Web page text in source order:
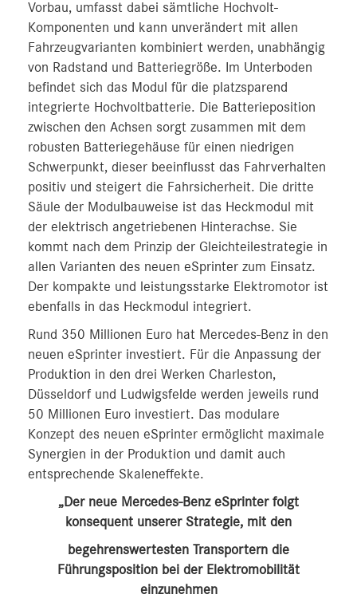
Vorbau, umfasst dabei sämtliche Hochvolt-
Komponenten und kann unverändert mit allen
Fahrzeugvarianten kombiniert werden, unabhängig
von Radstand und Batteriegröße. Im Unterboden
befindet sich das Modul für die platzsparend
integrierte Hochvoltbatterie. Die Batterieposition
zwischen den Achsen sorgt zusammen mit dem
robusten Batteriegehäuse für einen niedrigen
Schwerpunkt, dieser beeinflusst das Fahrverhalten
positiv und steigert die Fahrsicherheit. Die dritte
Säule der Modulbauweise ist das Heckmodul mit
der elektrisch angetriebenen Hinterachse. Sie
kommt nach dem Prinzip der Gleichteilestrategie in
allen Varianten des neuen eSprinter zum Einsatz.
Der kompakte und leistungsstarke Elektromotor ist
ebenfalls in das Heckmodul integriert.
Rund 350 Millionen Euro hat Mercedes-Benz in den
neuen eSprinter investiert. Für die Anpassung der
Produktion in den drei Werken Charleston,
Düsseldorf und Ludwigsfelde werden jeweils rund
50 Millionen Euro investiert. Das modulare
Konzept des neuen eSprinter ermöglicht maximale
Synergien in der Produktion und damit auch
entsprechende Skaleneffekte.
„Der neue Mercedes-Benz eSprinter folgt
konsequent unserer Strategie, mit den
begehrenswertesten Transportern die
Führungsposition bei der Elektromobilität
einzunehmen